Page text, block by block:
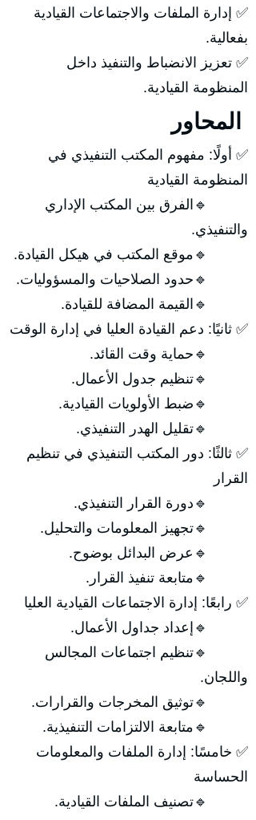
✅ إدارة الملفات والاجتماعات القيادية
بفعالية.
✅ تعزيز الانضباط والتنفيذ داخل
المنظومة القيادية.
✅ أولًا: مفهوم المكتب التنفيذي في
المنظومة القيادية
🔹الفرق بين المكتب الإداري
والتنفيذي.
🔹موقع المكتب في هيكل القيادة.
🔹حدود الصلاحيات والمسؤوليات.
🔹القيمة المضافة للقيادة.
✅ ثانيًا: دعم القيادة العليا في إدارة الوقت
🔹حماية وقت القائد.
🔹تنظيم جدول الأعمال.
🔹ضبط الأولويات القيادية.
🔹تقليل الهدر التنفيذي.
✅ ثالثًا: دور المكتب التنفيذي في تنظيم
القرار
🔹دورة القرار التنفيذي.
🔹تجهيز المعلومات والتحليل.
🔹عرض البدائل بوضوح.
🔹متابعة تنفيذ القرار.
✅ رابعًا: إدارة الاجتماعات القيادية العليا
🔹إعداد جداول الأعمال.
🔹تنظيم اجتماعات المجالس
واللجان.
🔹توثيق المخرجات والقرارات.
🔹متابعة الالتزامات التنفيذية.
✅ خامسًا: إدارة الملفات والمعلومات
الحساسة
🔹تصنيف الملفات القيادية.